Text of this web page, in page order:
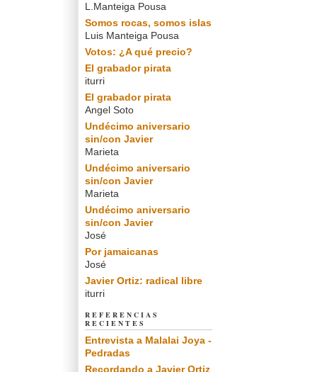
L.Manteiga Pousa
Somos rocas, somos islas
Luis Manteiga Pousa
Votos: ¿A qué precio?
El grabador pirata
iturri
El grabador pirata
Angel Soto
Undécimo aniversario
sin/con Javier
Marieta
Undécimo aniversario
sin/con Javier
Marieta
Undécimo aniversario
sin/con Javier
José
Por jamaicanas
José
Javier Ortiz: radical libre
iturri
REFERENCIAS
RECIENTES
Entrevista a Malalai Joya -
Pedradas
Recordando a Javier Ortiz